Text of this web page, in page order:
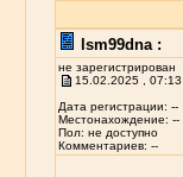
lsm99dna :
не зарегистрирован
15.02.2025 , 07:13
Дата регистрации: --
Местонахождение: --
Пол: не доступно
Комментариев: --